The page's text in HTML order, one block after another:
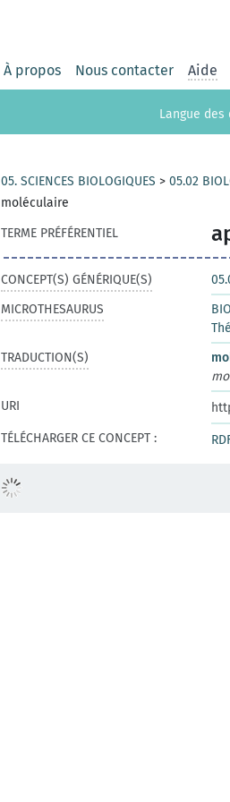
À propos Nous contacter Aide
Langue des
05. SCIENCES BIOLOGIQUES > 05.02
moléculaire
TERME PRÉFÉRENTIEL
CONCEPT(S) GÉNÉRIQUE(S)
MICROTHESAURUS
TRADUCTION(S)
URI
TÉLÉCHARGER CE CONCEPT :